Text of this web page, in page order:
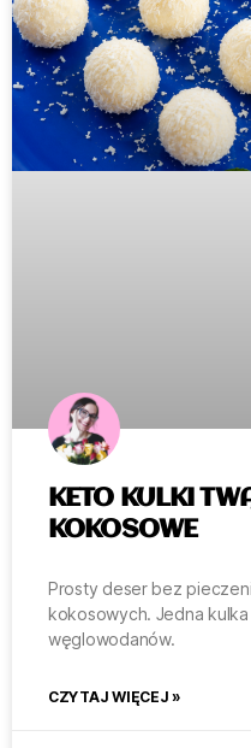
KETO KULKI
KOKOSOWE
Prosty deser bez
kokosowych. Jedna kulka
węglowodanów.
CZYTAJ WIĘCEJ »